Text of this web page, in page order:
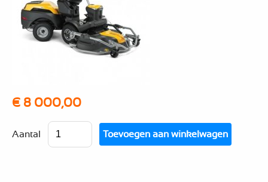
€ 8 000,00
Aantal